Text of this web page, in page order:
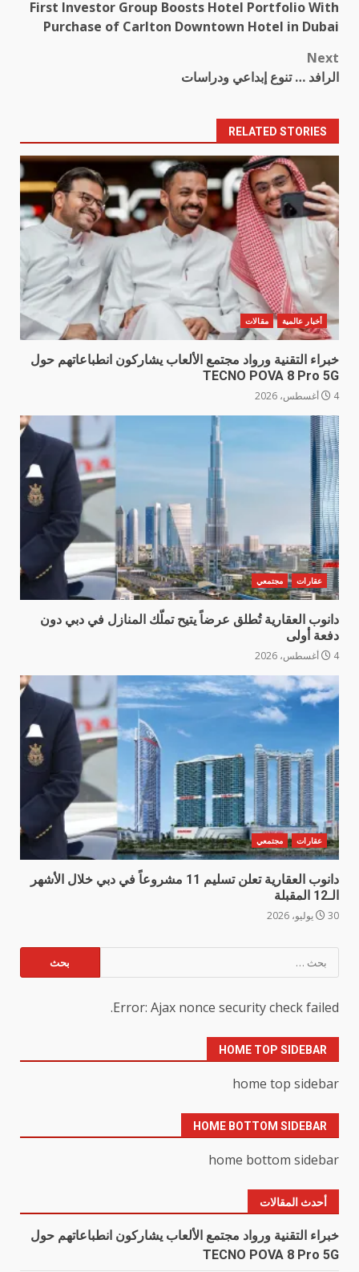
navigation
First Investor Group Boosts Hotel Portfolio With
Purchase of Carlton Downtown Hotel in Dubai
Next
الرافد … تنوع إبداعي ودراسات
RELATED STORIES
أخبار عالمية مقالات
خبراء التقنية ورواد مجتمع الألعاب يشاركون انطباعاتهم حول
TECNO POVA 8 Pro 5G
4 أغسطس، 2026
عقارات مجتمعي
دانوب العقارية تُطلق عرضاً يتيح تملّك المنازل في دبي دون
دفعة أولى
4 أغسطس، 2026
عقارات مجتمعي
دانوب العقارية تعلن تسليم 11 مشروعاً في دبي خلال الأشهر
الـ12 المقبلة
30 يوليو، 2026
عن:
Error: Ajax nonce security check failed.
HOME TOP SIDEBAR
home top sidebar
HOME BOTTOM SIDEBAR
home bottom sidebar
أحدث المقالات
خبراء التقنية ورواد مجتمع الألعاب يشاركون انطباعاتهم حول
TECNO POVA 8 Pro 5G